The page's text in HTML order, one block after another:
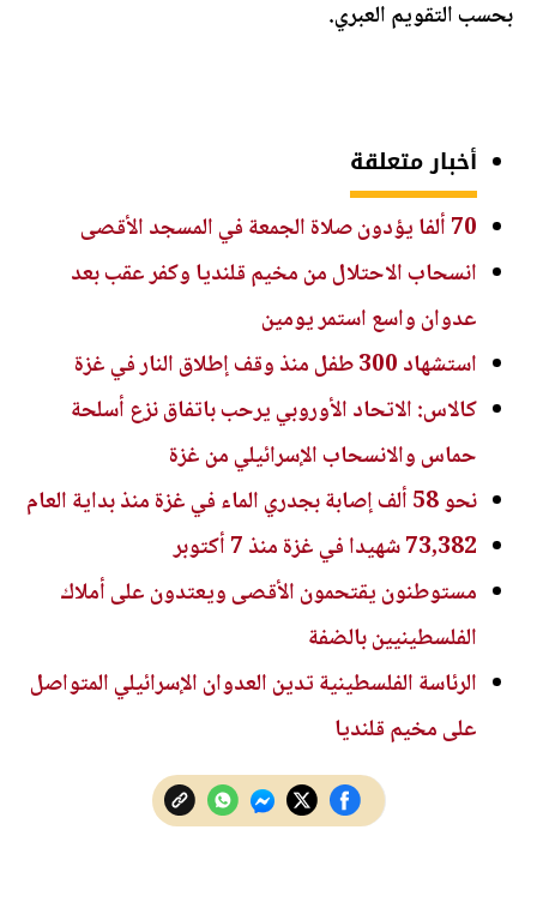
بحسب التقويم العبري.
أخبار متعلقة
70 ألفا يؤدون صلاة الجمعة في المسجد الأقصى
انسحاب الاحتلال من مخيم قلنديا وكفر عقب بعد
عدوان واسع استمر يومين
استشهاد 300 طفل منذ وقف إطلاق النار في غزة
كالاس: الاتحاد الأوروبي يرحب باتفاق نزع أسلحة
حماس والانسحاب الإسرائيلي من غزة
نحو 58 ألف إصابة بجدري الماء في غزة منذ بداية العام
73,382 شهيدا في غزة منذ 7 أكتوبر
مستوطنون يقتحمون الأقصى ويعتدون على أملاك
الفلسطينيين بالضفة
الرئاسة الفلسطينية تدين العدوان الإسرائيلي المتواصل
على مخيم قلنديا